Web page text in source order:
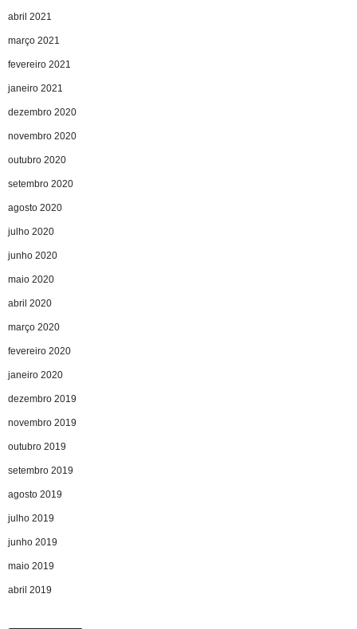
abril 2021
março 2021
fevereiro 2021
janeiro 2021
dezembro 2020
novembro 2020
outubro 2020
setembro 2020
agosto 2020
julho 2020
junho 2020
maio 2020
abril 2020
março 2020
fevereiro 2020
janeiro 2020
dezembro 2019
novembro 2019
outubro 2019
setembro 2019
agosto 2019
julho 2019
junho 2019
maio 2019
abril 2019